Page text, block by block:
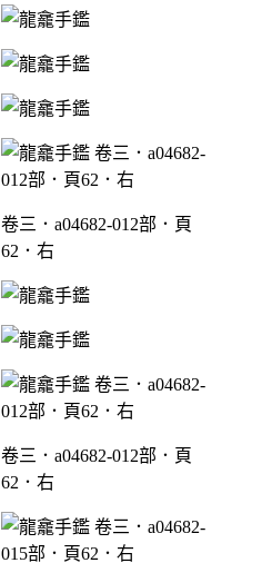
卷三．a04682-012部．頁
62．右
卷三．a04682-012部．頁
62．右